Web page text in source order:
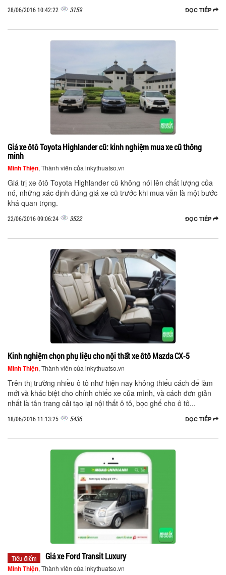
ĐỌC TIẾP
28/06/2016 10:42:22 3159
Giá xe ôtô Toyota Highlander cũ: kinh nghiệm mua xe cũ thông
minh
Minh Thiện, Thành viên của inkythuatso.vn
Giá trị xe ôtô Toyota Highlander cũ không nói lên chất lượng của
nó, những xác định đúng giá xe cũ trước khi mua vẫn là một bước
khá quan trọng.
ĐỌC TIẾP
22/06/2016 09:06:24 3522
Kinh nghiệm chọn phụ liệu cho nội thất xe ôtô Mazda CX-5
Minh Thiện, Thành viên của inkythuatso.vn
Trên thị trường nhiều ô tô như hiện nay không thiếu cách để làm
mới và khác biệt cho chính chiếc xe của mình, và cách đơn giản
nhất là tân trang cải tạo lại nội thất ô tô, bọc ghế cho ô tô...
ĐỌC TIẾP
18/06/2016 11:13:25 5436
Tiêu điểm Giá xe Ford Transit Luxury
Minh Thiện, Thành viên của inkythuatso.vn